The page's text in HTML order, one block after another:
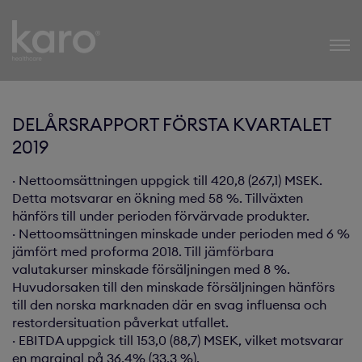
Karo Healthcare
DELÅRSRAPPORT FÖRSTA KVARTALET
2019
· Nettoomsättningen uppgick till 420,8 (267,1) MSEK.
Detta motsvarar en ökning med 58 %. Tillväxten
hänförs till under perioden förvärvade produkter.
· Nettoomsättningen minskade under perioden med 6 %
jämfört med proforma 2018. Till jämförbara
valutakurser minskade försäljningen med 8 %.
Huvudorsaken till den minskade försäljningen hänförs
till den norska marknaden där en svag influensa och
restordersituation påverkat utfallet.
· EBITDA uppgick till 153,0 (88,7) MSEK, vilket motsvarar
en marginal på 36,4% (33,3 %).